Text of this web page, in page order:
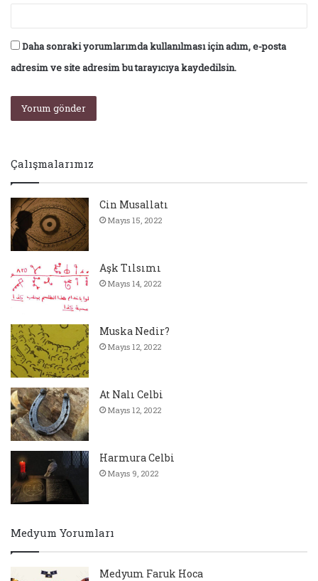
Daha sonraki yorumlarımda kullanılması için adım, e-posta
adresim ve site adresim bu tarayıcıya kaydedilsin.
Çalışmalarımız
Cin Musallatı
Mayıs 15, 2022
Aşk Tılsımı
Mayıs 14, 2022
Muska Nedir?
Mayıs 12, 2022
At Nalı Celbi
Mayıs 12, 2022
Harmura Celbi
Mayıs 9, 2022
Medyum Yorumları
Medyum Faruk Hoca